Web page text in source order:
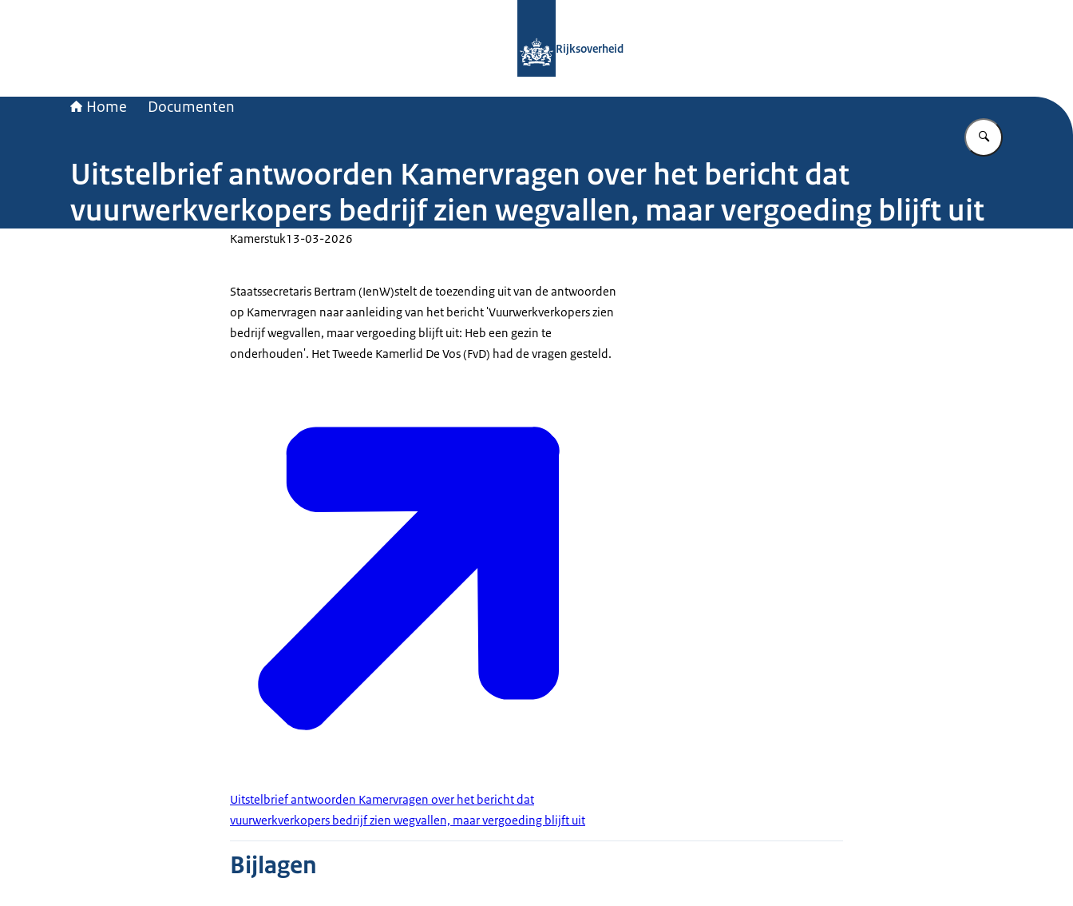
Rijksoverheid
Home Documenten
Vul in wat u
Uitstelbrief antwoorden Kamervragen over het bericht dat
vuurwerkverkopers bedrijf zien wegvallen, maar vergoeding blijft uit
Kamerstuk13-03-2026
Staatssecretaris Bertram (IenW)stelt de toezending uit van de antwoorden
op Kamervragen naar aanleiding van het bericht 'Vuurwerkverkopers zien
bedrijf wegvallen, maar vergoeding blijft uit: Heb een gezin te
onderhouden'. Het Tweede Kamerlid De Vos (FvD) had de vragen gesteld.
Uitstelbrief antwoorden Kamervragen over het bericht dat
vuurwerkverkopers bedrijf zien wegvallen, maar vergoeding blijft uit
Bijlagen